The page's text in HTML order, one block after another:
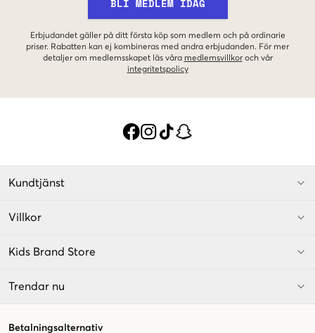
BLI MEDLEM IDAG
Erbjudandet gäller på ditt första köp som medlem och på ordinarie
priser. Rabatten kan ej kombineras med andra erbjudanden. För mer
detaljer om medlemsskapet läs våra medlemsvillkor och vår
integritetspolicy
Kundtjänst
Villkor
Kids Brand Store
Trendar nu
Betalningsalternativ